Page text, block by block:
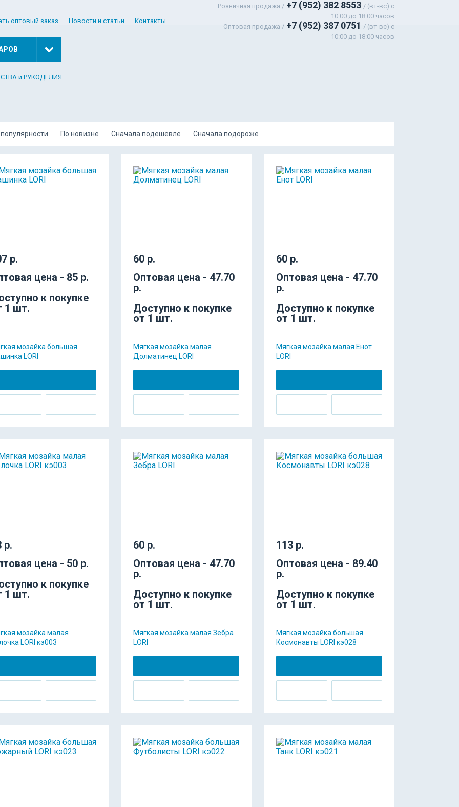
оптовый заказ Новости и статьи Контакты
Розничная продажа / +7 (952) 382 8553 / (вт-вс) c
10:00 до 18:00 часов
Оптовая продажа / +7 (952) 387 0751 / (вт-вс) с
10:00 до 18:00 часов
и РУКОДЕЛИЯ
По новизне Сначала подешевле Сначала подороже
р.
цена - 85 р.
к покупке
1 шт.
мозайка большая
LORI
60 р.
Оптовая цена - 47.70
р.
Доступно к покупке
от 1 шт.
Мягкая мозайка малая
Долматинец LORI
60 р.
Оптовая цена - 47.70
р.
Доступно к покупке
от 1 шт.
Мягкая мозайка малая Енот
LORI
р.
цена - 50 р.
к покупке
1 шт.
мозайка малая
LORI кэ003
60 р.
Оптовая цена - 47.70
р.
Доступно к покупке
от 1 шт.
Мягкая мозайка малая Зебра
LORI
113 р.
Оптовая цена - 89.40
р.
Доступно к покупке
от 1 шт.
Мягкая мозайка большая
Космонавты LORI кэ028